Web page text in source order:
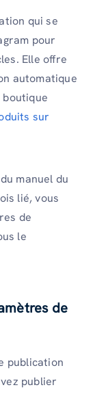
qui se
pour
Elle offre
automatique
sur
manuel du
lié, vous
de
le
de
publication
publier